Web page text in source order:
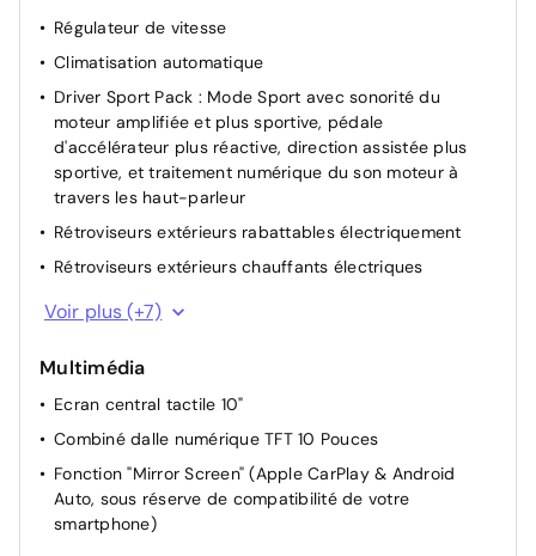
Régulateur de vitesse
Climatisation automatique
Driver Sport Pack : Mode Sport avec sonorité du
moteur amplifiée et plus sportive, pédale
d'accélérateur plus réactive, direction assistée plus
sportive, et traitement numérique du son moteur à
travers les haut-parleur
Rétroviseurs extérieurs rabattables électriquement
Rétroviseurs extérieurs chauffants électriques
Rétroviseurs extérieurs électriques et dégivrants
Lève-vitres AR électriques
Miroir de courtoisie occultable sans éclairage
Pochettes de rangement à l'AR des sièges AV
Rétroviseur intérieur Jour / Nuit Electrochrome
Lève vitres AV électriques et séquentiels
Voir plus (+7)
Multimédia
Ecran central tactile 10"
Combiné dalle numérique TFT 10 Pouces
Fonction "Mirror Screen" (Apple CarPlay & Android
Auto, sous réserve de compatibilité de votre
smartphone)